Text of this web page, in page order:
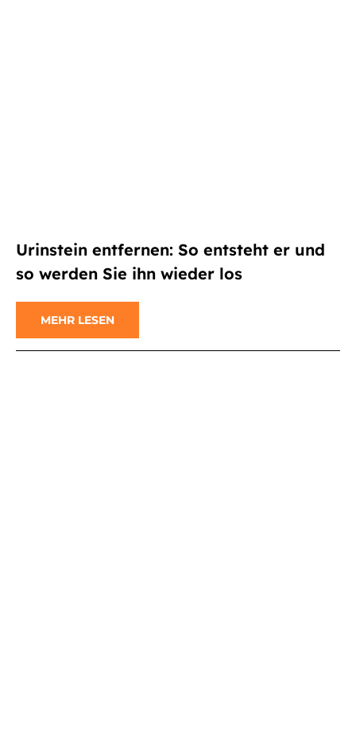
Urinstein entfernen: So entsteht er und
so werden Sie ihn wieder los
MEHR LESEN